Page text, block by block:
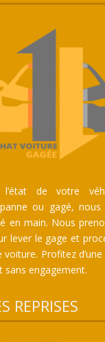
de votre
ou gagé, nous
en main. Nous
lever le gage et
voiture. Profitez
sans engagement.
REPRISES